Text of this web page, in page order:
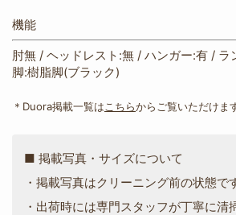
機能
肘無 / ヘッドレスト:無 / ハンガー:有 / ラ
脚:樹脂脚(ブラック)
＊Duora掲載一覧は こちらからご覧いただけま
■ 掲載写真・サイズについて
・掲載写真はクリーニング前の状態で
・出荷時には専門スタッフが丁寧に清